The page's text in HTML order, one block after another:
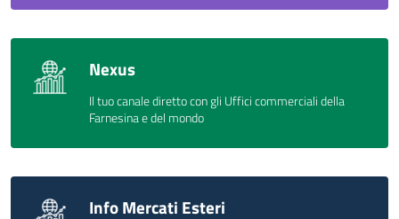
Nexus
Il tuo canale diretto con gli Uffici commerciali della
Farnesina e del mondo
Info Mercati Esteri